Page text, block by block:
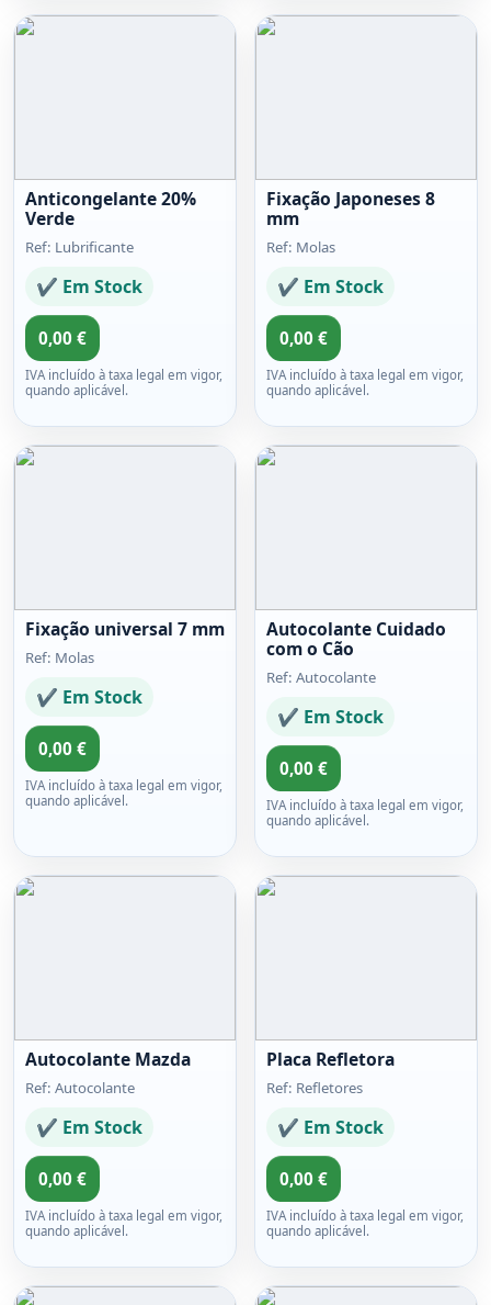
Anticongelante 20%
Verde
Ref: Lubrificante
✔ Em Stock
0,00 €
IVA incluído à taxa legal em vigor,
quando aplicável.
Fixação Japoneses 8
mm
Ref: Molas
✔ Em Stock
0,00 €
IVA incluído à taxa legal em vigor,
quando aplicável.
Fixação universal 7 mm
Ref: Molas
✔ Em Stock
0,00 €
IVA incluído à taxa legal em vigor,
quando aplicável.
Autocolante Cuidado
com o Cão
Ref: Autocolante
✔ Em Stock
0,00 €
IVA incluído à taxa legal em vigor,
quando aplicável.
Autocolante Mazda
Ref: Autocolante
✔ Em Stock
0,00 €
IVA incluído à taxa legal em vigor,
quando aplicável.
Placa Refletora
Ref: Refletores
✔ Em Stock
0,00 €
IVA incluído à taxa legal em vigor,
quando aplicável.